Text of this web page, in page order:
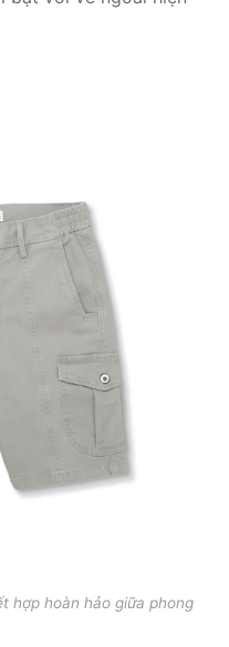
hợp hoàn hảo giữa phong